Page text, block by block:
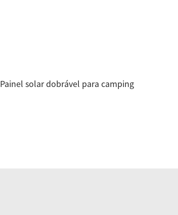
Painel solar dobrável para camping